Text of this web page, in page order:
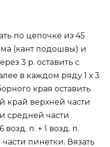
по цепочке из 45
(кант подошвы) и
3 р. оставить с
в каждом ряду 1 х 3
края оставить
край верхней части
средней части
п. + 1 возд. п.
пинетки. Вязать